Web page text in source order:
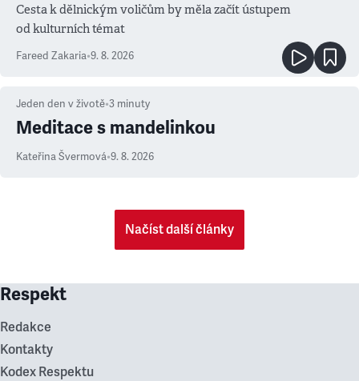
Cesta k dělnickým voličům by měla začít ústupem
od kulturních témat
Fareed Zakaria•9. 8. 2026
Jeden den v životě•3 minuty
Meditace s mandelinkou
Kateřina Švermová•9. 8. 2026
Načíst další články
Respekt
Redakce
Kontakty
Kodex Respektu